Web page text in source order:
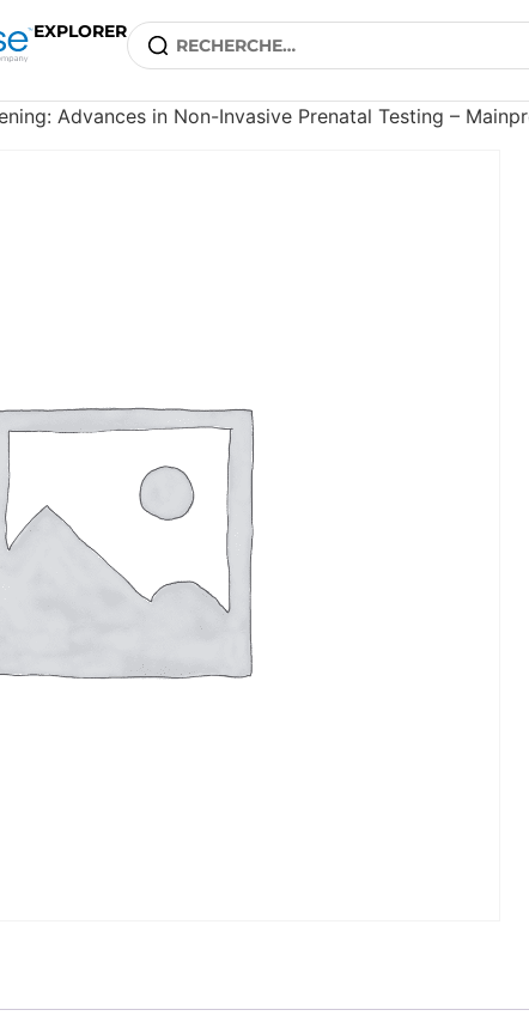
EXPLORER
Advances in Non-Invasive Prenatal Testing –